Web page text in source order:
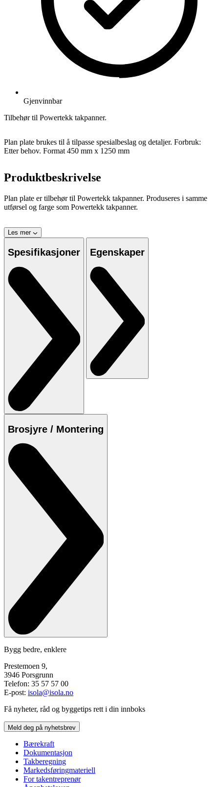
Gjenvinnbar
Tilbehør til Powertekk takpanner.
Plan plate brukes til å tilpasse spesialbeslag og detaljer. Forbruk:
Etter behov. Format 450 mm x 1250 mm
Produktbeskrivelse
Plan plate er tilbehør til Powertekk takpanner. Produseres i samme
utførsel og farge som Powertekk takpanner.
Les mer
Spesifikasjoner Egenskaper
Brosjyre / Montering
Bygg bedre, enklere
Prestemoen 9,
3946 Porsgrunn
Telefon: 35 57 57 00
E-post: isola@isola.no
Få nyheter, råd og byggetips rett i din innboks
Meld deg på nyhetsbrev
Bærekraft
Dokumentasjon
Takberegning
Markedsføringmateriell
For takentreprenør